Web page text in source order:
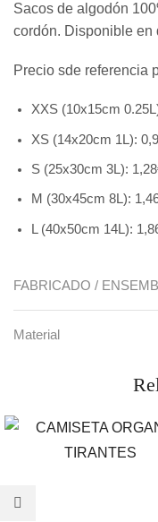
Sacos de algodón
cordón. Disponible en
Precio sde referencia
XXS (10x15cm
XS (14x20cm 1L):
S (25x30cm 3L):
M (30x45cm 8L):
L (40x50cm 14L):
FABRICADO /
Material